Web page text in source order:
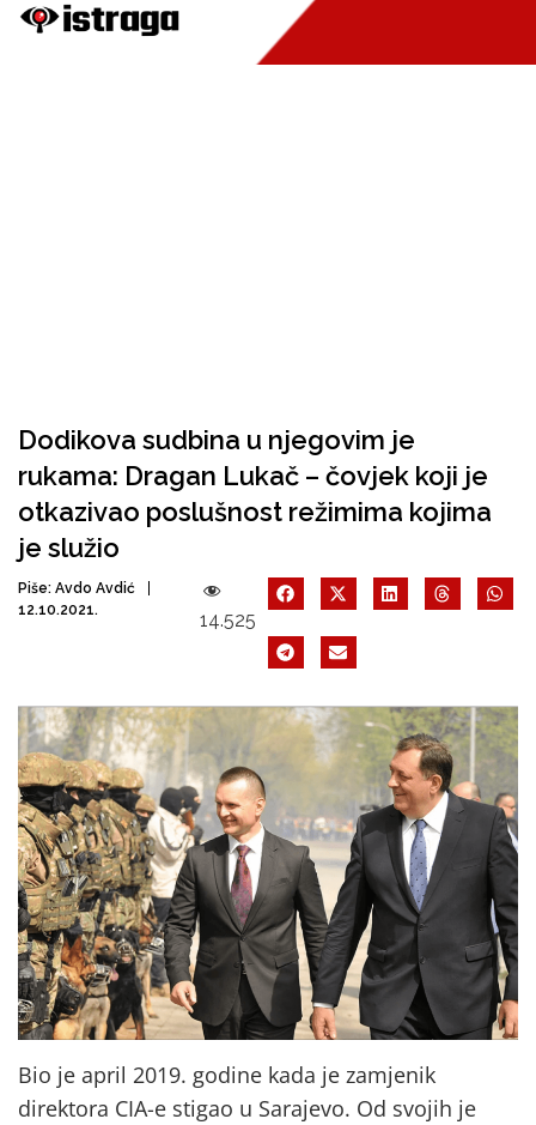
Dodikova sudbina u njegovim je
rukama: Dragan Lukač – čovjek koji je
otkazivao poslušnost režimima kojima
je služio
Piše: Avdo Avdić
12.10.2021.
14.525
Bio je april 2019. godine kada je zamjenik
direktora CIA-e stigao u Sarajevo. Od svojih je